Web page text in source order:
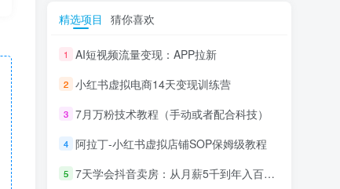
精选项目 猜你喜欢
1 AI短视频流量变现：APP拉新
2 小红书虚拟电商14天变现训练营
3 7月万粉技术教程（手动或者配合科技）
4 阿拉丁-小红书虚拟店铺SOP保姆级教程
5 7天学会抖音卖房：从月薪5千到年入百万，新时代房产经纪人必备技能